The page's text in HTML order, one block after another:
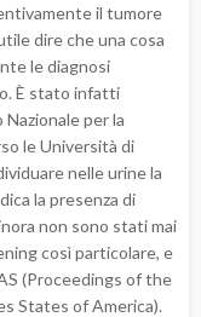
il tumore
dire che una cosa
le diagnosi
È stato infatti
per la
le Università di
nelle urine la
la presenza di
non sono stati mai
così particolare, e
(Proceedings of the
States of America).